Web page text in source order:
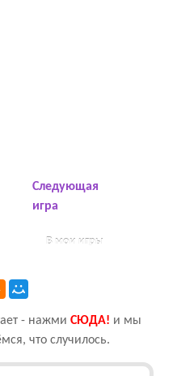
В мои игры
Следующая
игра
- нажми CЮДА! и мы
что случилось.